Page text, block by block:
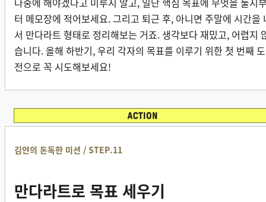
터 메모장에 적어보세요. 그리고 퇴근 후, 아니면 주말에 시간을
서 만다라트 형태로 정리해보는 거죠. 생각보다 재밌고, 어렵지
습니다. 올해 하반기, 우리 각자의 목표를 이루기 위한 첫 번째 도
전으로 꼭 시도해보세요!
김얀의 돈독한 미션 / STEP.11
만다라트로 목표 세우기